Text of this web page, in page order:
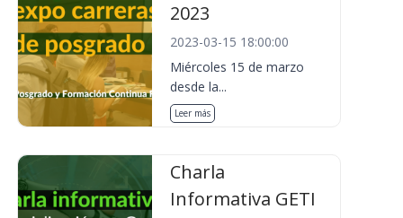
2023
2023-03-15 18:00:00
Miércoles 15 de marzo
desde la...
Leer más
Charla
Informativa GETI